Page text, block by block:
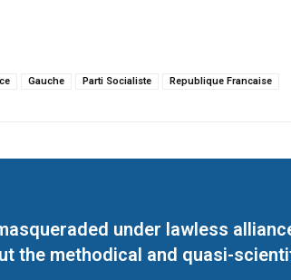
Gauche Parti Socialiste Republique Francaise
under lawless
the methodical and quasi-